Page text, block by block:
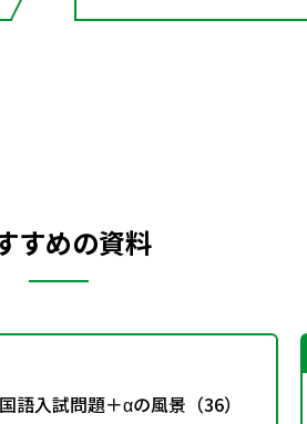
すめの資料
国語入試問題＋αの風景（36）